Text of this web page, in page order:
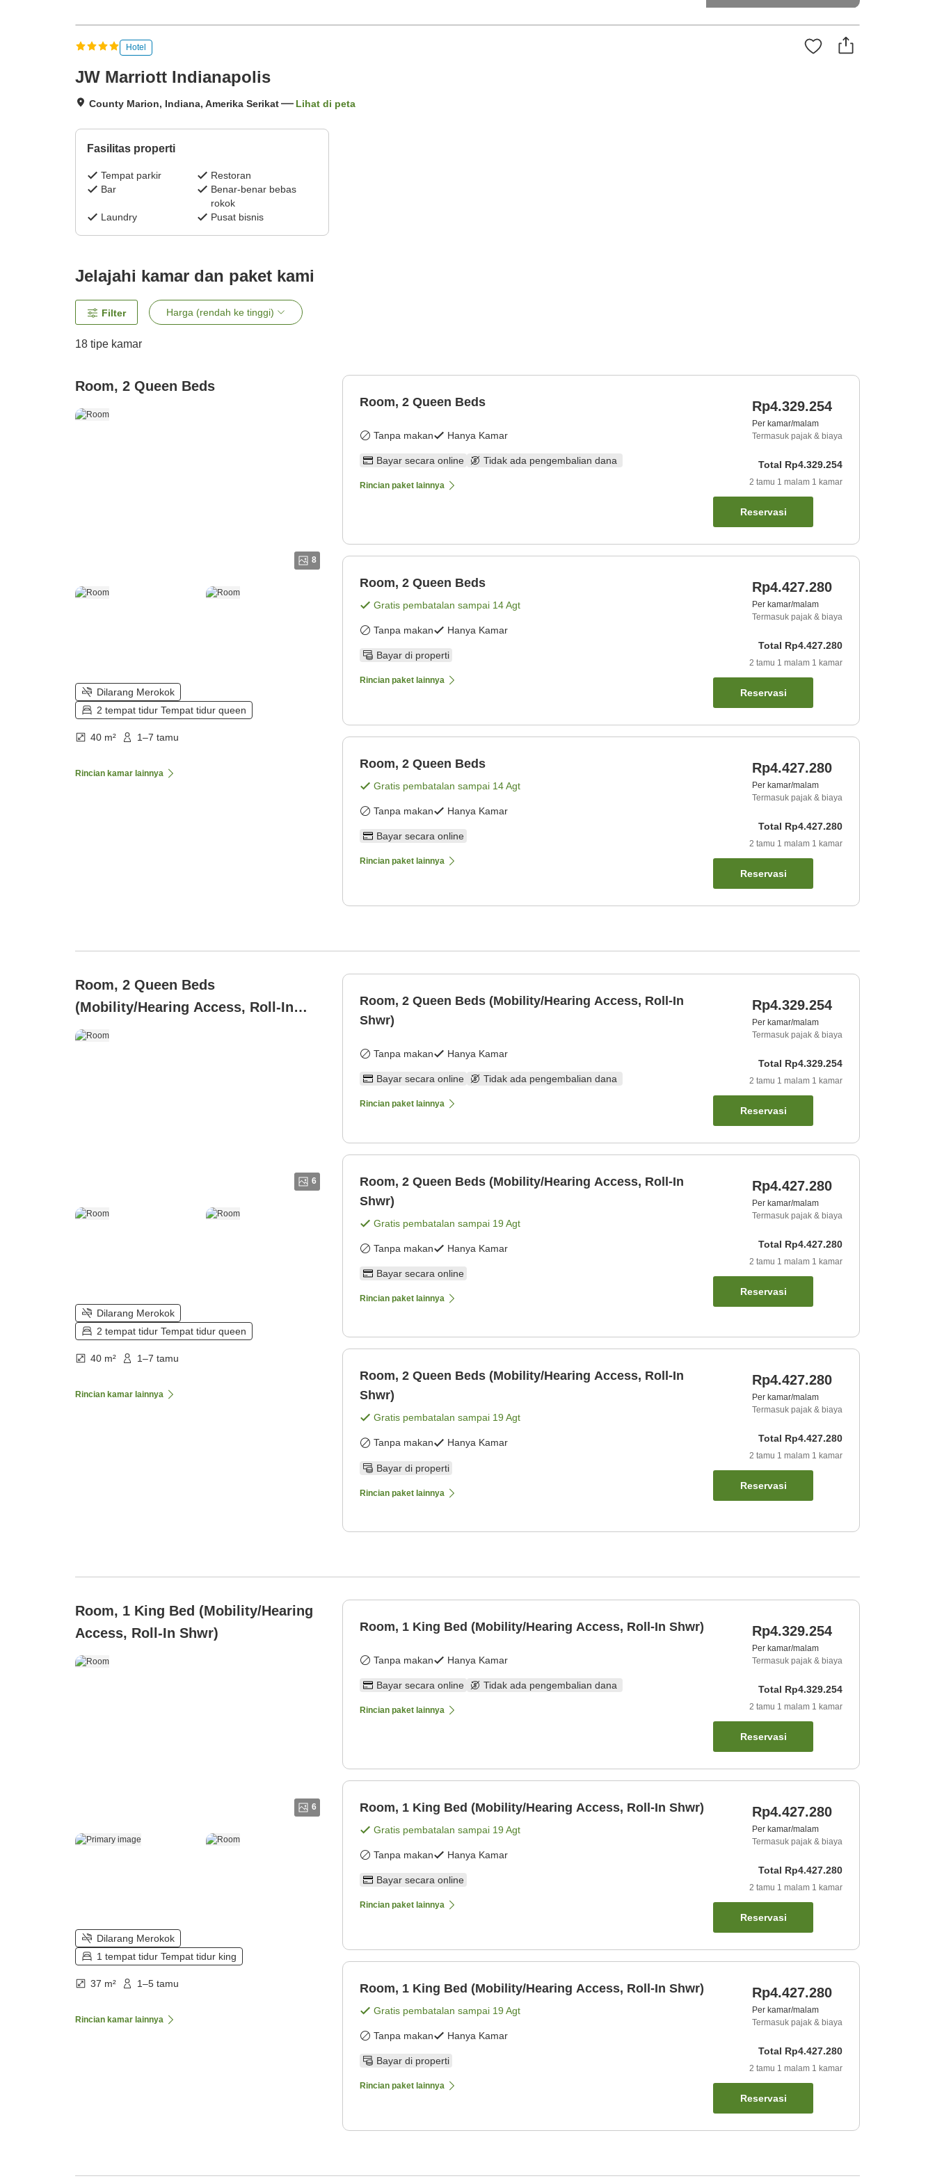
Hotel
JW Marriott Indianapolis
County Marion, Indiana, Amerika Serikat Lihat di peta
Fasilitas properti
Tempat parkir
Restoran
Bar
Benar-benar bebas
rokok
Laundry
Pusat bisnis
Jelajahi kamar dan paket kami
Filter Harga (rendah ke tinggi)
18 tipe kamar
Room, 2 Queen Beds
8
Dilarang Merokok
2 tempat tidur Tempat tidur queen
40 m² 1–7 tamu
Rincian kamar lainnya
Room, 2 Queen Beds
Tanpa makan Hanya Kamar
Bayar secara online Tidak ada pengembalian dana
Rincian paket lainnya
Rp4.329.254
Per kamar/malam
Termasuk pajak & biaya
Total Rp4.329.254
2 tamu 1 malam 1 kamar
Reservasi
Room, 2 Queen Beds
Gratis pembatalan sampai 14 Agt
Tanpa makan Hanya Kamar
Bayar di properti
Rincian paket lainnya
Rp4.427.280
Per kamar/malam
Termasuk pajak & biaya
Total Rp4.427.280
2 tamu 1 malam 1 kamar
Reservasi
Room, 2 Queen Beds
Gratis pembatalan sampai 14 Agt
Tanpa makan Hanya Kamar
Bayar secara online
Rincian paket lainnya
Rp4.427.280
Per kamar/malam
Termasuk pajak & biaya
Total Rp4.427.280
2 tamu 1 malam 1 kamar
Reservasi
Room, 2 Queen Beds
(Mobility/Hearing Access, Roll-In
Shwr)
6
Dilarang Merokok
2 tempat tidur Tempat tidur queen
40 m² 1–7 tamu
Rincian kamar lainnya
Room, 2 Queen Beds (Mobility/Hearing Access, Roll-In
Shwr)
Tanpa makan Hanya Kamar
Bayar secara online Tidak ada pengembalian dana
Rincian paket lainnya
Rp4.329.254
Per kamar/malam
Termasuk pajak & biaya
Total Rp4.329.254
2 tamu 1 malam 1 kamar
Reservasi
Room, 2 Queen Beds (Mobility/Hearing Access, Roll-In
Shwr)
Gratis pembatalan sampai 19 Agt
Tanpa makan Hanya Kamar
Bayar secara online
Rincian paket lainnya
Rp4.427.280
Per kamar/malam
Termasuk pajak & biaya
Total Rp4.427.280
2 tamu 1 malam 1 kamar
Reservasi
Room, 2 Queen Beds (Mobility/Hearing Access, Roll-In
Shwr)
Gratis pembatalan sampai 19 Agt
Tanpa makan Hanya Kamar
Bayar di properti
Rincian paket lainnya
Rp4.427.280
Per kamar/malam
Termasuk pajak & biaya
Total Rp4.427.280
2 tamu 1 malam 1 kamar
Reservasi
Room, 1 King Bed (Mobility/Hearing
Access, Roll-In Shwr)
6
Dilarang Merokok
1 tempat tidur Tempat tidur king
37 m² 1–5 tamu
Rincian kamar lainnya
Room, 1 King Bed (Mobility/Hearing Access, Roll-In Shwr)
Tanpa makan Hanya Kamar
Bayar secara online Tidak ada pengembalian dana
Rincian paket lainnya
Rp4.329.254
Per kamar/malam
Termasuk pajak & biaya
Total Rp4.329.254
2 tamu 1 malam 1 kamar
Reservasi
Room, 1 King Bed (Mobility/Hearing Access, Roll-In Shwr)
Gratis pembatalan sampai 19 Agt
Tanpa makan Hanya Kamar
Bayar secara online
Rincian paket lainnya
Rp4.427.280
Per kamar/malam
Termasuk pajak & biaya
Total Rp4.427.280
2 tamu 1 malam 1 kamar
Reservasi
Room, 1 King Bed (Mobility/Hearing Access, Roll-In Shwr)
Gratis pembatalan sampai 19 Agt
Tanpa makan Hanya Kamar
Bayar di properti
Rincian paket lainnya
Rp4.427.280
Per kamar/malam
Termasuk pajak & biaya
Total Rp4.427.280
2 tamu 1 malam 1 kamar
Reservasi